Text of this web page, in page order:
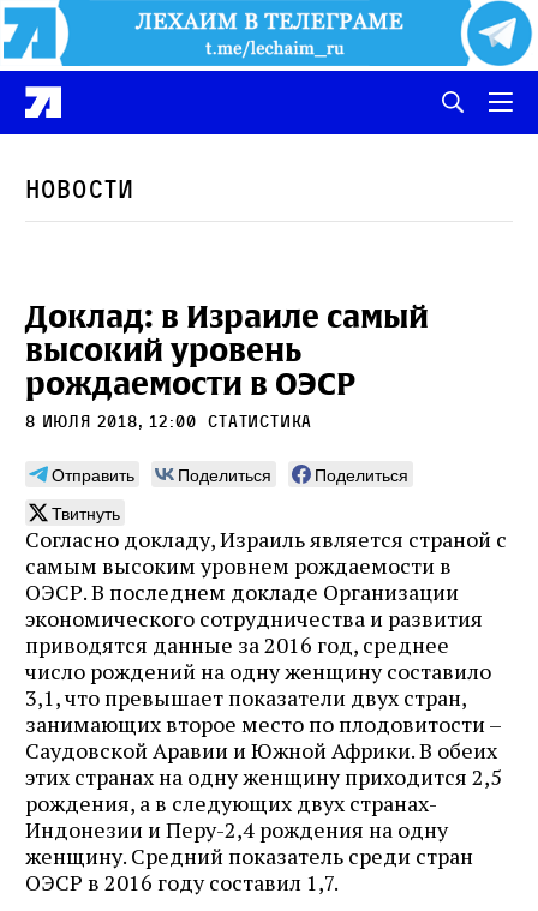
Новости
Доклад: в Израиле самый
высокий уровень
рождаемости в ОЭСР
8 июля 2018, 12:00 статистика
Отправить Поделиться
Поделиться
Твитнуть
Согласно докладу, Израиль является страной с
самым высоким уровнем рождаемости в
ОЭСР. В последнем докладе Организации
экономического сотрудничества и развития
приводятся данные за 2016 год, среднее
число рождений на одну женщину составило
3,1, что превышает показатели двух стран,
занимающих второе место по плодовитости –
Саудовской Аравии и Южной Африки. В обеих
этих странах на одну женщину приходится 2,5
рождения, а в следующих двух странах-
Индонезии и Перу-2,4 рождения на одну
женщину. Средний показатель среди стран
ОЭСР в 2016 году составил 1,7.